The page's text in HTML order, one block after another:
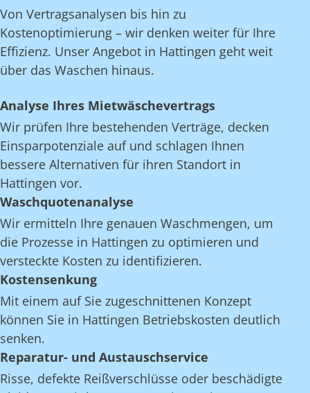
Von Vertragsanalysen bis hin zu
Kostenoptimierung – wir denken weiter für Ihre
Effizienz. Unser Angebot in Hattingen geht weit
über das Waschen hinaus.
Analyse Ihres Mietwäschevertrags
Wir prüfen Ihre bestehenden Verträge, decken
Einsparpotenziale auf und schlagen Ihnen
bessere Alternativen für ihren Standort in
Hattingen vor.
Waschquotenanalyse
Wir ermitteln Ihre genauen Waschmengen, um
die Prozesse in Hattingen zu optimieren und
versteckte Kosten zu identifizieren.
Kostensenkung
Mit einem auf Sie zugeschnittenen Konzept
können Sie in Hattingen Betriebskosten deutlich
senken.
Reparatur- und Austauschservice
Risse, defekte Reißverschlüsse oder beschädigte